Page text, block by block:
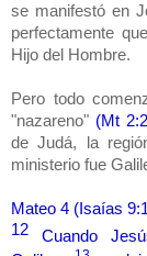
se manifestó en
perfectamente
Hijo del Hombre.
Pero todo
"nazareno" (Mt
de Judá, la
ministerio fue
Mateo 4 (Isaías
12 Cuando